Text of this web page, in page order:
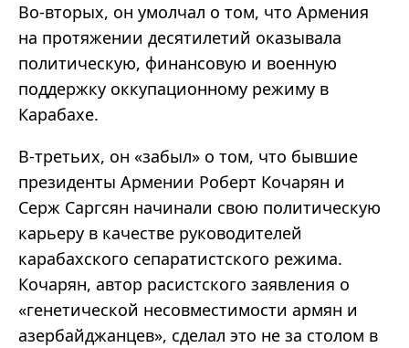
Во-вторых, он умолчал о том, что Армения
на протяжении десятилетий оказывала
политическую, финансовую и военную
поддержку оккупационному режиму в
Карабахе.
В-третьих, он «забыл» о том, что бывшие
президенты Армении Роберт Кочарян и
Серж Саргсян начинали свою политическую
карьеру в качестве руководителей
карабахского сепаратистского режима.
Кочарян, автор расистского заявления о
«генетической несовместимости армян и
азербайджанцев», сделал это не за столом в